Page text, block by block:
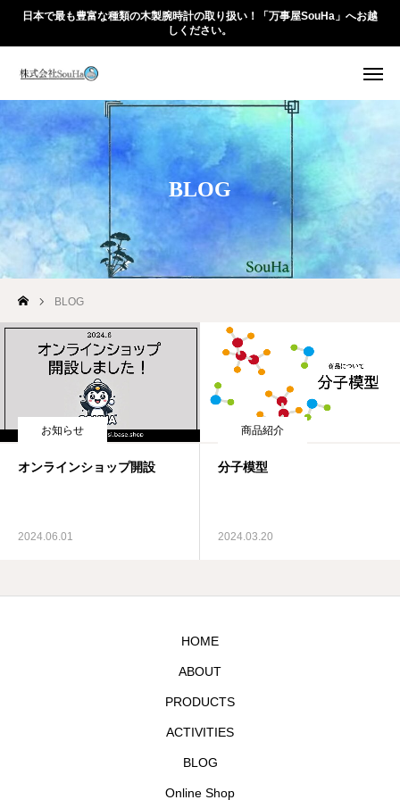
日本で最も豊富な種類の木製腕時計の取り扱い！「万事屋SouHa」へお越
しください。
BLOG
BLOG
お知らせ
オンラインショップ開設
2024.06.01
商品紹介
分子模型
2024.03.20
HOME
ABOUT
PRODUCTS
ACTIVITIES
BLOG
Online Shop
HOME
ABOUT
PRODUCTS
ACTIVITIES
BLOG
Online Shop